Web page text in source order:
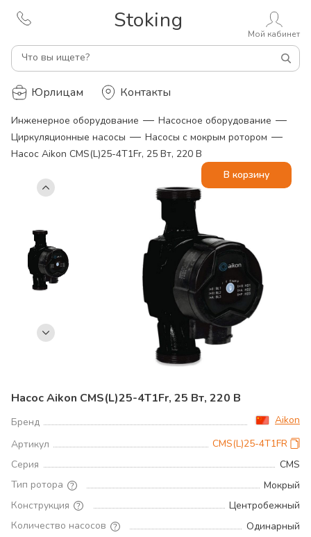
Stoking
Что вы ищете?
Мой кабинет
Юрлицам Контакты
Инженерное оборудование — Насосное оборудование —
Циркуляционные насосы — Насосы с мокрым ротором —
Насос Aikon CMS(L)25-4T1Fr, 25 Вт, 220 В
Насос Aikon CMS(L)25-4T1Fr, 25 Вт, 220 В
Бренд
Aikon
Артикул
CMS(L)25-4T1FR
Серия
CMS
Тип ротора
Мокрый
Конструкция
Центробежный
Количество насосов
Одинарный
В корзину